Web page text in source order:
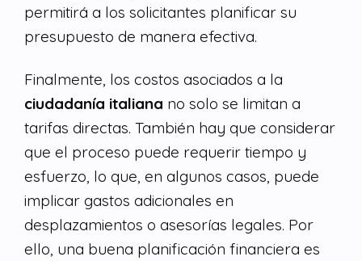
permitirá a los solicitantes planificar su
presupuesto de manera efectiva.
Finalmente, los costos asociados a la
ciudadanía italiana no solo se limitan a
tarifas directas. También hay que considerar
que el proceso puede requerir tiempo y
esfuerzo, lo que, en algunos casos, puede
implicar gastos adicionales en
desplazamientos o asesorías legales. Por
ello, una buena planificación financiera es